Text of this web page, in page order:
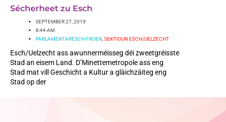
Sécherheet zu Esch
SEPTEMBER 27, 2019
8:44 AM
PARLAMENTARESCH FROEN SEKTIOUN ESCH/UELZECHT
Esch/Uelzecht ass awunnerméisseg déi zweetgréisste
Stad an eisem Land. D’Minettemetropole ass eng
Stad mat vill Geschicht a Kultur a gläichzäiteg eng
Stad op der